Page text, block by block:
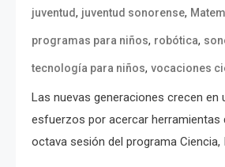
juventud, juventud sonorense,
programas para niños, robótica,
tecnología para niños, vocaciones
Las nuevas generaciones crecen
esfuerzos por acercar herramientas
octava sesión del programa